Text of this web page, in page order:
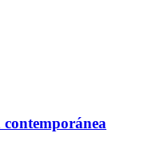
contemporánea